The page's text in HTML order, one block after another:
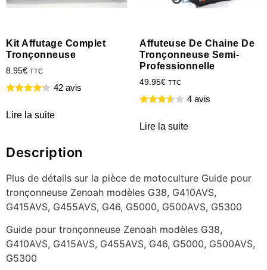
Kit Affutage Complet
Tronçonneuse
8.95€ TTC
42 avis
Lire la suite
Affuteuse De Chaine De
Tronçonneuse Semi-
Professionnelle
49.95€ TTC
4 avis
Lire la suite
Description
Plus de détails sur la pièce de motoculture Guide pour
tronçonneuse Zenoah modèles G38, G410AVS,
G415AVS, G455AVS, G46, G5000, G500AVS, G5300
Guide pour tronçonneuse Zenoah modèles G38,
G410AVS, G415AVS, G455AVS, G46, G5000, G500AVS,
G5300